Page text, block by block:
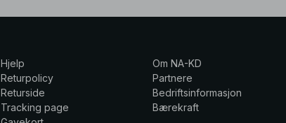
Hjelp
Returpolicy
Returside
Tracking page
Om NA-KD
Partnere
Bedriftsinformasjon
Bærekraft